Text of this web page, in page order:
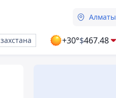
Алматы
+30°$467.48